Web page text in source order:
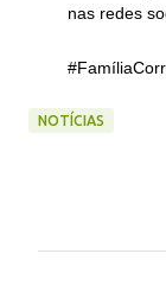
nas redes
NOTÍCIAS